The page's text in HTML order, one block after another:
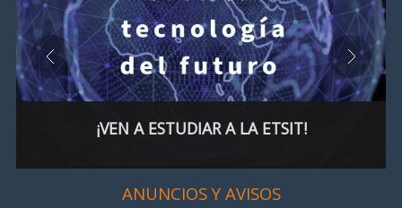
¡VEN A ESTUDIAR A LA ETSIT!
ANUNCIOS Y AVISOS